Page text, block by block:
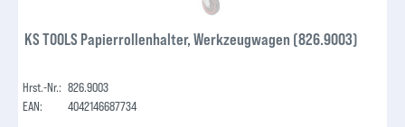
KS TOOLS Papierrollenhalter, Werkzeugwagen (826.9003)
Hrst.-Nr.: 826.9003
EAN:
4042146687734